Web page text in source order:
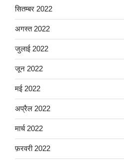
सितम्बर 2022
अगस्त 2022
जुलाई 2022
जून 2022
मई 2022
अप्रैल 2022
मार्च 2022
फ़रवरी 2022